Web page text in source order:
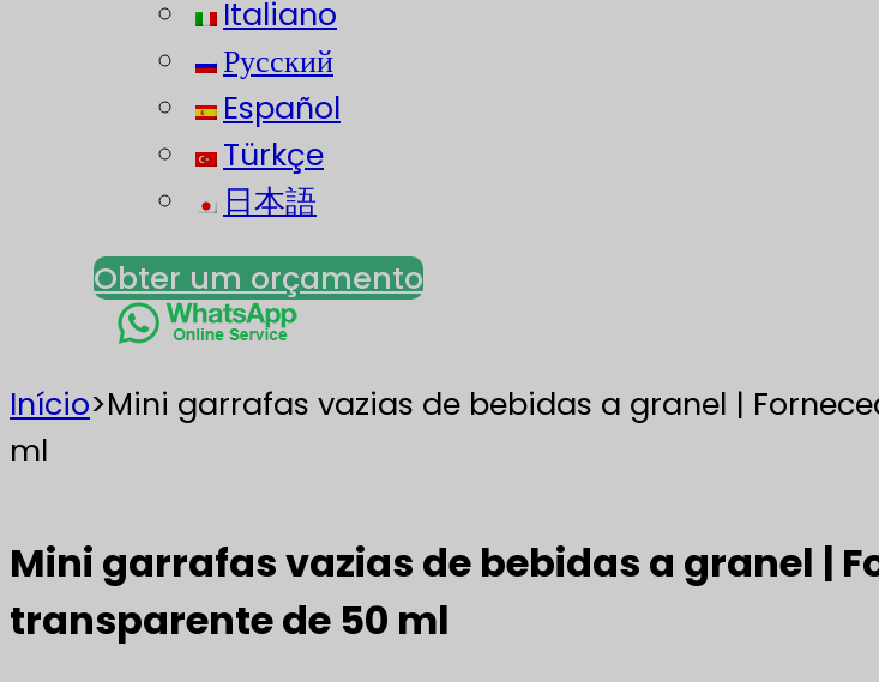
Italiano
Русский
Español
Türkçe
日本語
Obter um orçamento
Início>Mini garrafas vazias de bebidas a granel |
ml
Mini garrafas vazias de bebidas a granel |
transparente de 50 ml